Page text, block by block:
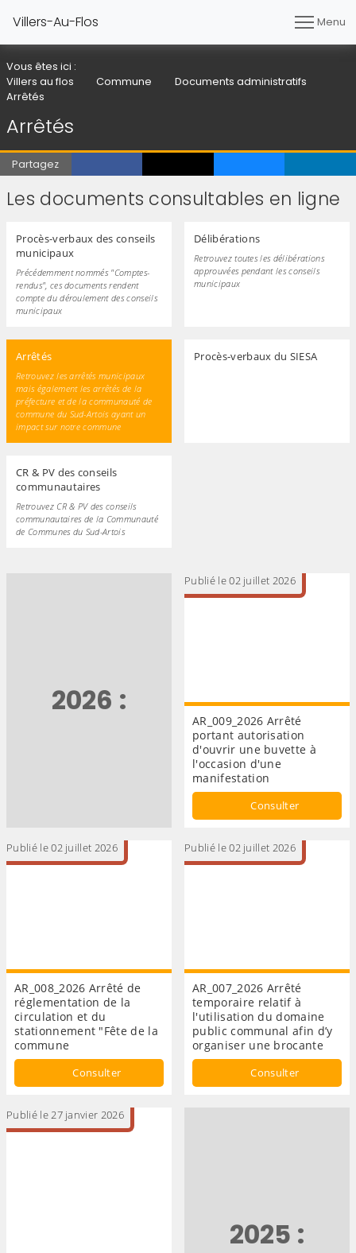
Villers-Au-Flos Menu
Vous êtes ici :
Villers au flos
Commune
Documents administratifs
Arrêtés
Arrêtés
Partagez
Les documents consultables en ligne
Procès-verbaux des conseils
municipaux
Précédemment nommés "Comptes-
rendus", ces documents rendent
compte du déroulement des conseils
municipaux
Délibérations
Retrouvez toutes les délibérations
approuvées pendant les conseils
municipaux
Arrêtés
Retrouvez les arrêtés municipaux
mais également les arrêtés de la
préfecture et de la communauté de
commune du Sud-Artois ayant un
impact sur notre commune
Procès-verbaux du SIESA
CR & PV des conseils
communautaires
Retrouvez CR & PV des conseils
communautaires de la Communauté
de Communes du Sud-Artois
2026 :
Publié le 02 juillet 2026
AR_009_2026 Arrêté
portant autorisation
d'ouvrir une buvette à
l'occasion d'une
manifestation
Consulter
Publié le 02 juillet 2026
AR_008_2026 Arrêté de
réglementation de la
circulation et du
stationnement "Fête de la
commune
Consulter
Publié le 02 juillet 2026
AR_007_2026 Arrêté
temporaire relatif à
l'utilisation du domaine
public communal afin d’y
organiser une brocante
Consulter
Publié le 27 janvier 2026
2025 :